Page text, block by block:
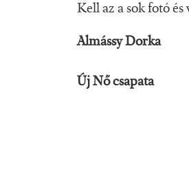
Kell az a sok fotó
Almássy Dorka
Új Nő csapata